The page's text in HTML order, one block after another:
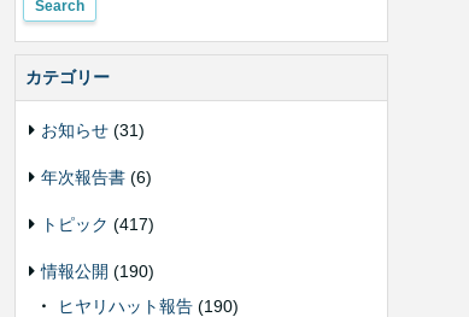
カテゴリー
お知らせ (31)
年次報告書 (6)
トピック (417)
情報公開 (190)
ヒヤリハット報告 (190)